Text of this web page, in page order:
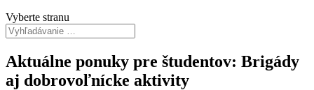
Vyberte stranu
Aktuálne ponuky pre študentov: Brigády
aj dobrovoľnícke aktivity